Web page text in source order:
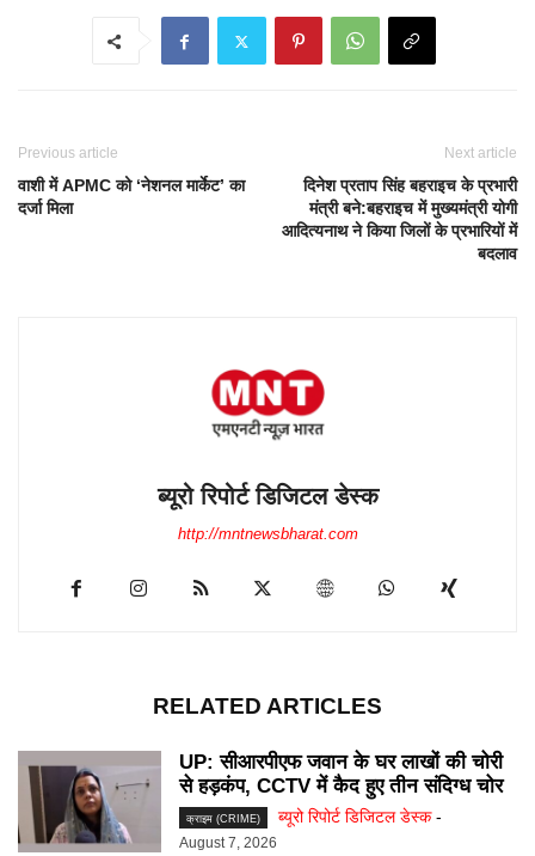
Previous article
वाशी में APMC को ‘नेशनल मार्केट’ का
दर्जा मिला
Next article
दिनेश प्रताप सिंह बहराइच के प्रभारी
मंत्री बने:बहराइच में मुख्यमंत्री योगी
आदित्यनाथ ने किया जिलों के प्रभारियों में
बदलाव
ब्यूरो रिपोर्ट डिजिटल डेस्क
http://mntnewsbharat.com
RELATED ARTICLES
UP: सीआरपीएफ जवान के घर लाखों की चोरी
से हड़कंप, CCTV में कैद हुए तीन संदिग्ध चोर
क्राइम (CRIME) ब्यूरो रिपोर्ट डिजिटल डेस्क -
August 7, 2026